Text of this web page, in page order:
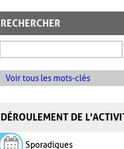
RECHERCHER
Voir tous les mots-clés
DÉROULEMENT DE
Sporadiques